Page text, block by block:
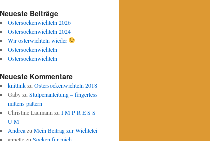
Neueste Beiträge
Ostersockenwichteln 2026
Ostersockenwichteln 2024
Wir osterwichteln wieder
Ostersockenwichteln
Ostersockenwichteln
Neueste Kommentare
knittinkzu Ostersockenwichteln 2018
Gabyzu Stulpenanleitung – fingerless
mittens pattern
Christine Laumann zu I M P R E S S
U M
Andreazu Mein Beitrag zur Wichtelei
annettezu Socken für mich